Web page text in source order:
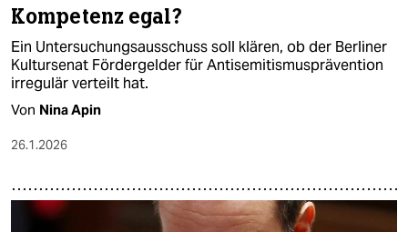
Kompetenz egal?
Ein Untersuchungsausschuss soll klären, ob der Berliner
Kultursenat Fördergelder für Antisemitismusprävention
irregulär verteilt hat.
Von Nina Apin
26.1.2026